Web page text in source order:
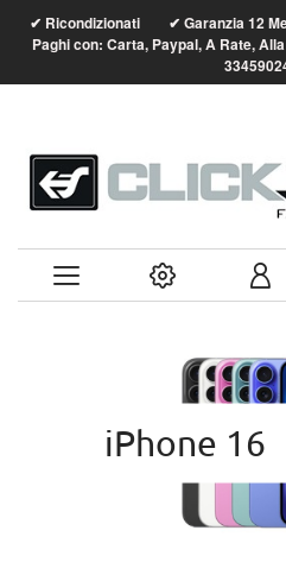
✔ Ricondizionati ✔ Garanzia 12
Paghi con: Carta, Paypal, A Rate,
iPhone 16